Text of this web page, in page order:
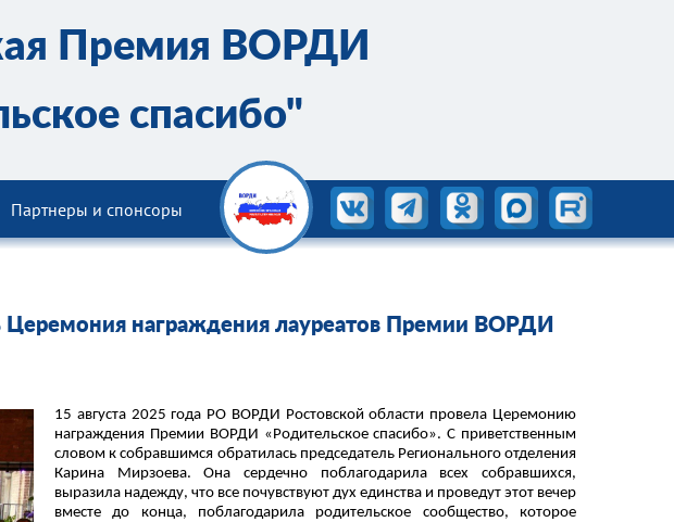
Премия ВОРДИ
спасибо"
Партнеры и спонсоры
Церемония награждения лауреатов Премии ВОРДИ
15 августа 2025 года РО ВОРДИ Ростовской области провела Церемонию
награждения Премии ВОРДИ «Родительское спасибо». С приветственным
словом к собравшимся обратилась председатель Регионального отделения
Карина Мирзоева. Она сердечно поблагодарила всех собравшихся,
выразила надежду, что все почувствуют дух единства и проведут этот вечер
вместе до конца, поблагодарила родительское сообщество, которое